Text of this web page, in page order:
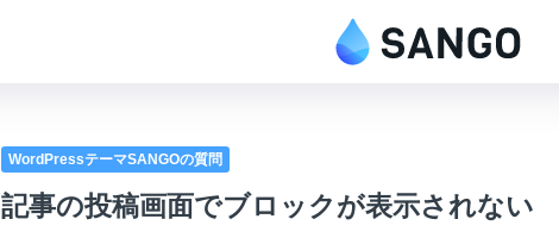
WordPressテーマSANGOの質問
記事の投稿画面でブロックが表示されない